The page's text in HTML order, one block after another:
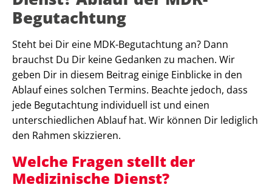
Begutachtung
Steht bei Dir eine MDK-Begutachtung an? Dann
brauchst Du Dir keine Gedanken zu machen. Wir
geben Dir in diesem Beitrag einige Einblicke in den
Ablauf eines solchen Termins. Beachte jedoch, dass
jede Begutachtung individuell ist und einen
unterschiedlichen Ablauf hat. Wir können Dir lediglich
den Rahmen skizzieren.
Welche Fragen stellt der
Medizinische Dienst?